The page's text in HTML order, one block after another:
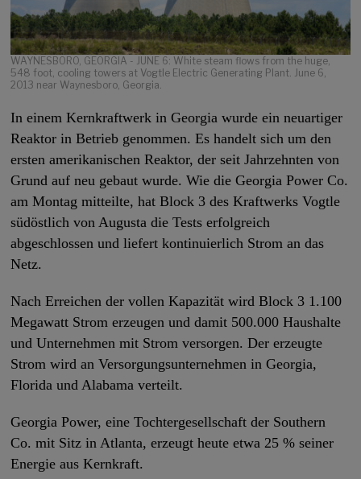
WAYNESBORO, GEORGIA - JUNE 6: White steam flows from the huge,
548 foot, cooling towers at Vogtle Electric Generating Plant. June 6,
2013 near Waynesboro, Georgia.
In einem Kernkraftwerk in Georgia wurde ein neuartiger
Reaktor in Betrieb genommen. Es handelt sich um den
ersten amerikanischen Reaktor, der seit Jahrzehnten von
Grund auf neu gebaut wurde. Wie die Georgia Power Co.
am Montag mitteilte, hat Block 3 des Kraftwerks Vogtle
südöstlich von Augusta die Tests erfolgreich
abgeschlossen und liefert kontinuierlich Strom an das
Netz.
Nach Erreichen der vollen Kapazität wird Block 3 1.100
Megawatt Strom erzeugen und damit 500.000 Haushalte
und Unternehmen mit Strom versorgen. Der erzeugte
Strom wird an Versorgungsunternehmen in Georgia,
Florida und Alabama verteilt.
Georgia Power, eine Tochtergesellschaft der Southern
Co. mit Sitz in Atlanta, erzeugt heute etwa 25 % seiner
Energie aus Kernkraft.